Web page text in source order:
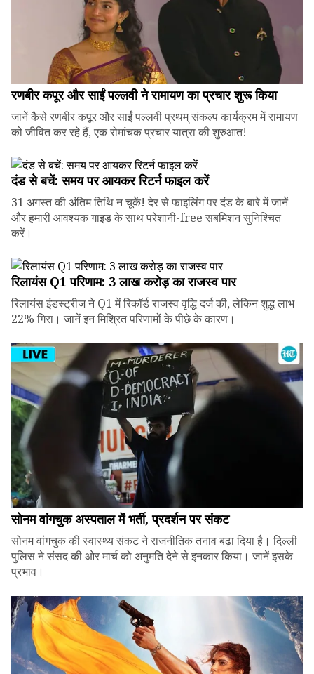
रणबीर कपूर और साईं पल्लवी ने रामायण का प्रचार शुरू किया
जानें कैसे रणबीर कपूर और साईं पल्लवी प्रथम् संकल्प कार्यक्रम में रामायण
को जीवित कर रहे हैं, एक रोमांचक प्रचार यात्रा की शुरुआत!
दंड से बचें: समय पर आयकर रिटर्न फाइल करें
31 अगस्त की अंतिम तिथि न चूकें! देर से फाइलिंग पर दंड के बारे में जानें
और हमारी आवश्यक गाइड के साथ परेशानी-free सबमिशन सुनिश्चित
करें।
रिलायंस Q1 परिणाम: ₹3 लाख करोड़ का राजस्व पार
रिलायंस इंडस्ट्रीज ने Q1 में रिकॉर्ड राजस्व वृद्धि दर्ज की, लेकिन शुद्ध लाभ
22% गिरा। जानें इन मिश्रित परिणामों के पीछे के कारण।
सोनम वांगचुक अस्पताल में भर्ती, प्रदर्शन पर संकट
सोनम वांगचुक की स्वास्थ्य संकट ने राजनीतिक तनाव बढ़ा दिया है। दिल्ली
पुलिस ने संसद की ओर मार्च को अनुमति देने से इनकार किया। जानें इसके
प्रभाव।